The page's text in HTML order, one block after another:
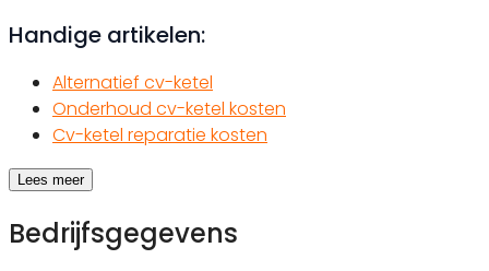
Handige artikelen:
Alternatief cv-ketel
Onderhoud cv-ketel kosten
Cv-ketel reparatie kosten
Lees meer
Bedrijfsgegevens